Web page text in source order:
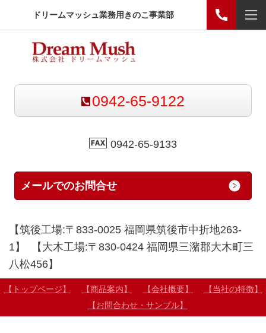
ドリームマッシュ業務用きのこ事業部
0942-65-9122
0942-65-9133
メールでのお問合せ
【筑後工場:〒833-0025 福岡県筑後市中折地263-
1】 【大木工場:〒830-0424 福岡県三潴郡大木町三
八松456】
【トップページ】 【商品案内】 【会社概要】
【当社の特徴】
【お問合わせ・サンプル】